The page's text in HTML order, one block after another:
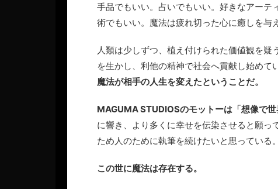
手品でもいい。占いでもいい。好きなアーテ
術でもいい。魔法は疲れ切った心に癒しを与
人類は少しずつ、植え付けられた価値観を
を生かし、利他の精神で社会へ貢献し始めて
魔法が相手の人生を変えたということだ。
MAGUMA STUDIOSのモットーは「想像で世
に響き、より多くに幸せを伝染させると願
ため人のために執筆を続けたいと思っている。
この世に魔法は存在する。